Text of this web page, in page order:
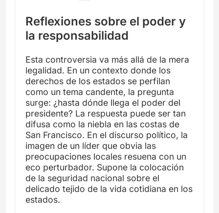
Reflexiones sobre el poder y
la responsabilidad
Esta controversia va más allá de la mera
legalidad. En un contexto donde los
derechos de los estados se perfilan
como un tema candente, la pregunta
surge: ¿hasta dónde llega el poder del
presidente? La respuesta puede ser tan
difusa como la niebla en las costas de
San Francisco. En el discurso político, la
imagen de un líder que obvia las
preocupaciones locales resuena con un
eco perturbador. Supone la colocación
de la seguridad nacional sobre el
delicado tejido de la vida cotidiana en los
estados.